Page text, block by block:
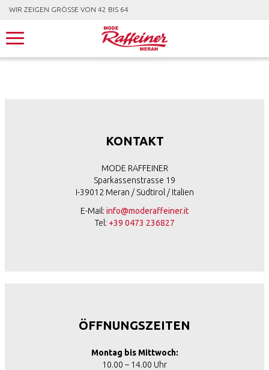
KONTAKT
MODE RAFFEINER
Sparkassenstrasse 19
I-39012 Meran / Südtirol / Italien
E-Mail: info@moderaffeiner.it
Tel: +39 0473 236827
ÖFFNUNGSZEITEN
Montag bis Mittwoch:
10.00 – 14.00 Uhr
WIR ZEIGEN GRÖSSE VON 42 BIS 64